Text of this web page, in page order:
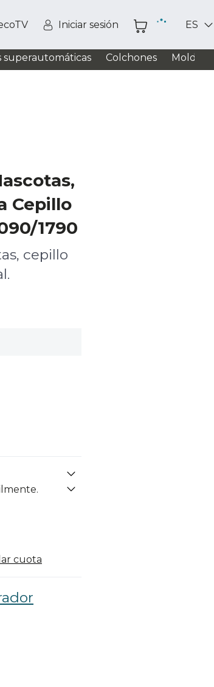
Iniciar sesión ES
superautomáticas Colchones
Cepillo
1790
cepillo
cuota